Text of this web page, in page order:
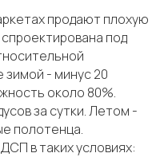
продают плохую
под
- минус 20
около 80%.
за сутки. Летом -
полотенца.
в таких условиях: